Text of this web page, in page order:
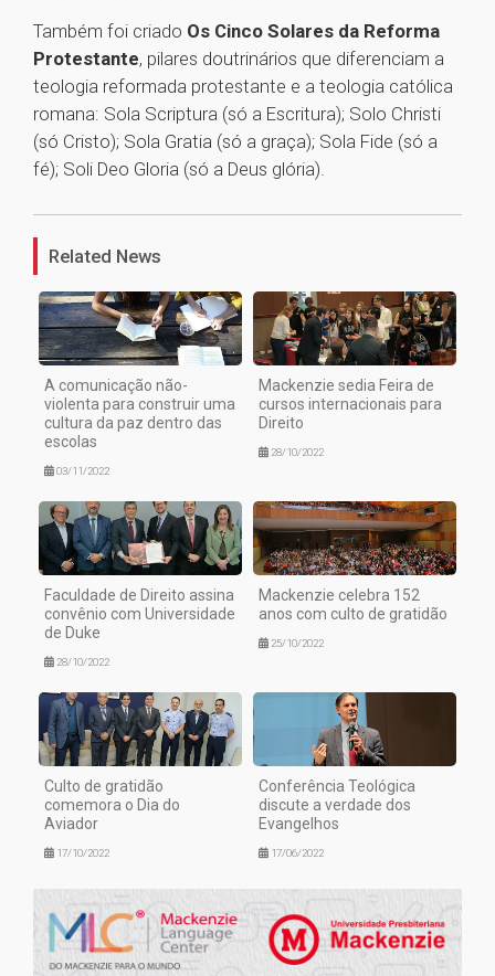
Também foi criado Os Cinco Solares da Reforma
Protestante, pilares doutrinários que diferenciam a
teologia reformada protestante e a teologia católica
romana: Sola Scriptura (só a Escritura); Solo Christi
(só Cristo); Sola Gratia (só a graça); Sola Fide (só a
fé); Soli Deo Gloria (só a Deus glória).
1
Related News
A comunicação não-
violenta para construir uma
cultura da paz dentro das
escolas
03/11/2022
Mackenzie sedia Feira de
cursos internacionais para
Direito
28/10/2022
Faculdade de Direito assina
convênio com Universidade
de Duke
28/10/2022
Mackenzie celebra 152
anos com culto de gratidão
25/10/2022
Culto de gratidão
comemora o Dia do
Aviador
17/10/2022
Conferência Teológica
discute a verdade dos
Evangelhos
17/06/2022